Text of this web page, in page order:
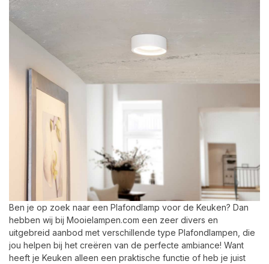
Ben je op zoek naar een Plafondlamp voor de Keuken? Dan
hebben wij bij Mooielampen.com een zeer divers en
uitgebreid aanbod met verschillende type Plafondlampen, die
jou helpen bij het creëren van de perfecte ambiance! Want
heeft je Keuken alleen een praktische functie of heb je juist